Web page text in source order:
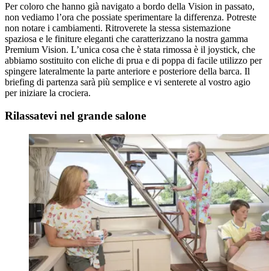
Per coloro che hanno già navigato a bordo della Vision in passato,
non vediamo l’ora che possiate sperimentare la differenza. Potreste
non notare i cambiamenti. Ritroverete la stessa sistemazione
spaziosa e le finiture eleganti che caratterizzano la nostra gamma
Premium Vision. L’unica cosa che è stata rimossa è il joystick, che
abbiamo sostituito con eliche di prua e di poppa di facile utilizzo per
spingere lateralmente la parte anteriore e posteriore della barca. Il
briefing di partenza sarà più semplice e vi senterete al vostro agio
per iniziare la crociera.
Rilassatevi nel grande salone